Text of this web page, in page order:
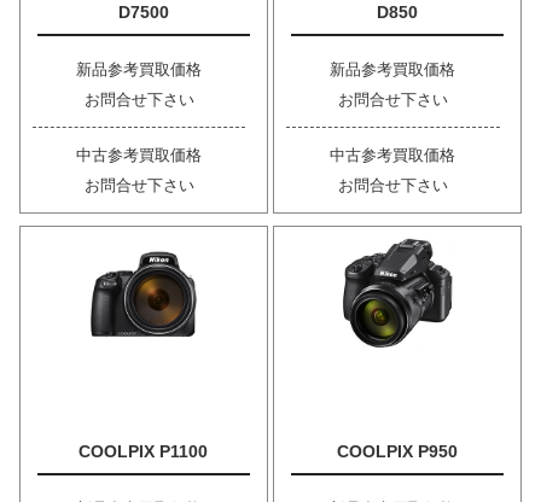
D7500
新品参考買取価格
お問合せ下さい
中古参考買取価格
お問合せ下さい
D850
新品参考買取価格
お問合せ下さい
中古参考買取価格
お問合せ下さい
COOLPIX P1100 COOLPIX P950